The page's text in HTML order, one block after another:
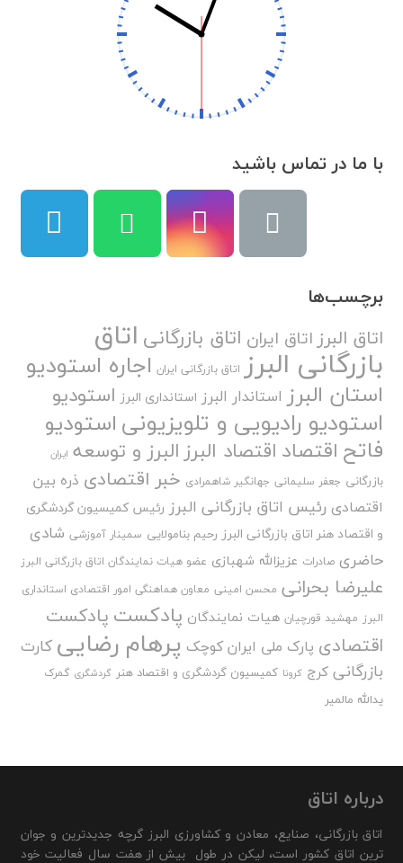
با ما در تماس باشید
برچسب‌ها
اتاق البرزاتاق ایران اتاق بازرگانی اتاق
بازرگانی البرز اتاق بازرگانی ایران اجاره استودیو
استان البرز استاندار البرز استانداری البرز استودیو
استودیو رادیویی و تلویزیونیاستودیو
فاتح اقتصاد اقتصاد البرزالبرز و توسعه ایران
بازرگانی جعفر سلیمانی جهانگیر شاهمرادی خبر اقتصادی ذره بین
اقتصادی رئیس اتاق بازرگانی البرز رئیس کمیسیون گردشگری
و اقتصاد هنر اتاق بازرگانی البرز رحیم بنامولایی سمینار آموزشی شادی
حاضری صادرات عزیزالله شهبازی عضو هیات نمایندگان اتاق بازرگانی البرز
علیرضا بحرانی محسن امینی معاون هماهنگی امور اقتصادی استانداری
البرز مهشید قورچیان هیات نمایندگان پادکست پادکست
اقتصادی پارک ملی ایران کوچک پرهام رضایی کارت
بازرگانی کرج کرونا کمیسیون گردشگری و اقتصاد هنر گردشگری گمرک
یدالله مالمیر
درباره اتاق
اتاق بازرگانی، صنایع، معادن و کشاورزی البرز گرچه جدیدترین و جوان
ترین اتاق کشور است، لیکن در طول بیش از هفت سال فعالیت خود